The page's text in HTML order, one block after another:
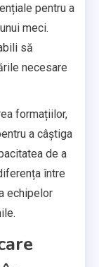
pentru a
meci.
să
necesare
formațiilor,
a câștiga
de a
între
echipelor